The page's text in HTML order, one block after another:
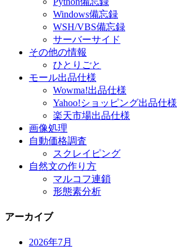
Windows備忘録
WSH/VBS備忘録
サーバーサイド
その他の情報
ひとりごと
モール出品仕様
Wowma!出品仕様
Yahoo!ショッピング出品仕様
楽天市場出品仕様
画像処理
自動価格調査
スクレイピング
自然文の作り方
マルコフ連鎖
形態素分析
アーカイブ
2026年7月